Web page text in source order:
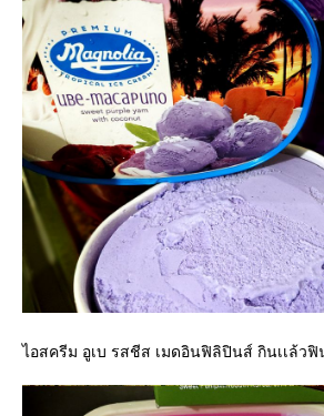
ไอสครีม อูเบ รสชีส เมดอินฟิลิปินส์ กินเเล้วฟิ